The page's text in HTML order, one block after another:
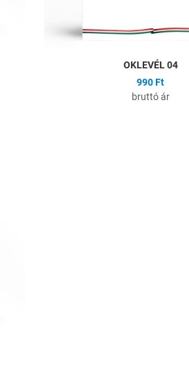
OKLEVÉL 04
990 Ft
bruttó ár